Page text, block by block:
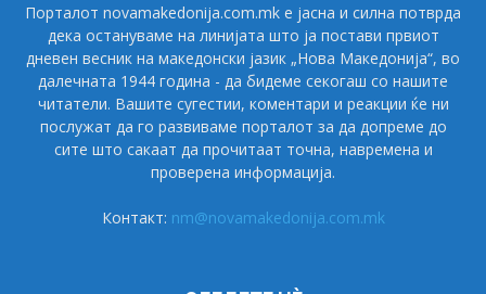
Порталот novamakedonija.com.mk е јасна и силна потврда
дека остануваме на линијата што ја постави првиот
дневен весник на македонски јазик „Нова Македонија“, во
далечната 1944 година - да бидеме секогаш со нашите
читатели. Вашите сугестии, коментари и реакции ќе ни
послужат да го развиваме порталот за да допреме до
сите што сакаат да прочитаат точна, навремена и
проверена информација.
Контакт: nm@novamakedonija.com.mk